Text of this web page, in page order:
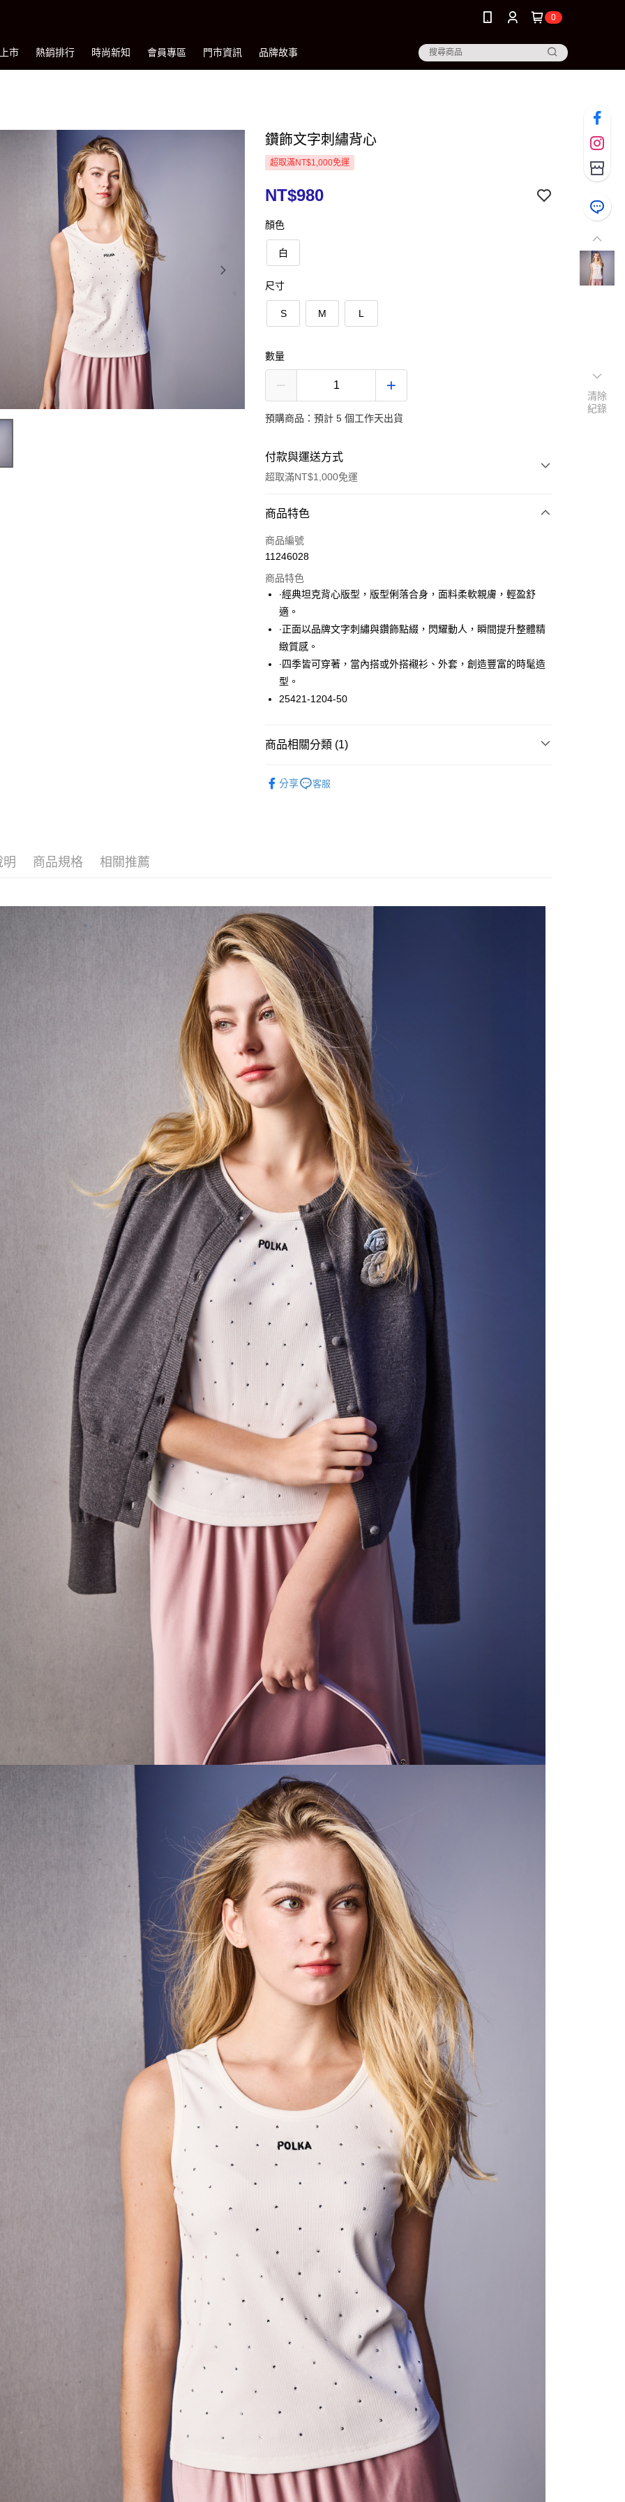
0
市 熱銷排行 時尚新知 會員專區 門市資訊 品牌故事
鑽飾文字刺繡背心
超取滿NT$1,000免運
NT$980
顏色
白
尺寸
S M L
數量
預購商品：預計 5 個工作天出貨
付款與運送方式
超取滿NT$1,000免運
付款方式
信用卡一次付款
LINE Pay
Apple Pay
悠遊付
大哥付你分期
相關說明
【大哥付你分期使用說明】
完成交易。
消。如遇「轉專審核」未通過狀況，表示未達大哥付你分期系統評分，恕
用戶於交易時，得透過本服務購買商品或服務，並由商店將買賣／分期付
款買賣價金債權讓與本公司後，依約使用本公司帳單繳交帳款。
2.基於同意付款使用「大哥付你分期」之契約關係目的，商店將以您的個人
資料（包含姓名、電話或地址）提供予台灣大哥大進項蒐集、處理及利
用，由本公司與您本人進行分期帳單所需資料之確認、核對及更正。
3.完整用戶服務條款，請詳閱以下連結：
運送方式
全家取貨付款
付款後7-11取貨
每筆NT$60，滿NT$1,000(含以上)免運費
宅配
每筆NT$80，滿NT$1,000(含以上)免運費
商品特色
商品編號
11246028
商品特色
∙經典坦克背心版型，版型俐落合身，面料柔軟親膚，輕盈舒
適。
∙正面以品牌文字刺繡與鑽飾點綴，閃耀動人，瞬間提升整體精
緻質感。
∙四季皆可穿著，當內搭或外搭襯衫、外套，創造豐富的時髦造
型。
25421-1204-50
商品相關分類 (1)
分享
客服
明 商品規格 相關推薦
清除
紀錄